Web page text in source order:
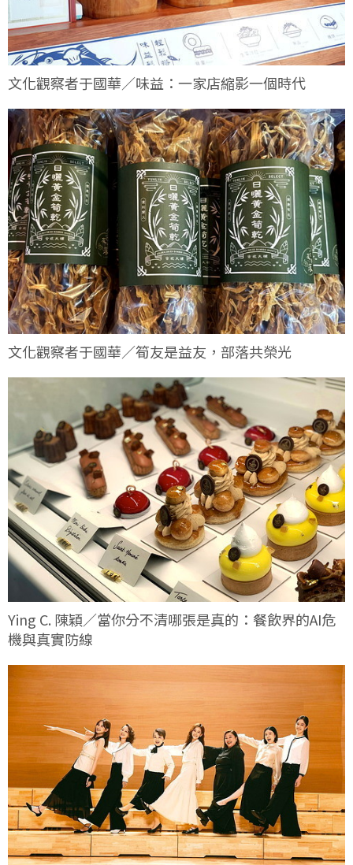
文化觀察者于國華／味益：一家店縮影一個時代
文化觀察者于國華／筍友是益友，部落共榮光
Ying C. 陳穎／當你分不清哪張是真的：餐飲界的AI危
機與真實防線